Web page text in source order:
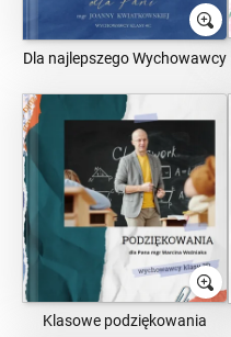
Dla najlepszego Wychowawcy
Klasowe podziękowania